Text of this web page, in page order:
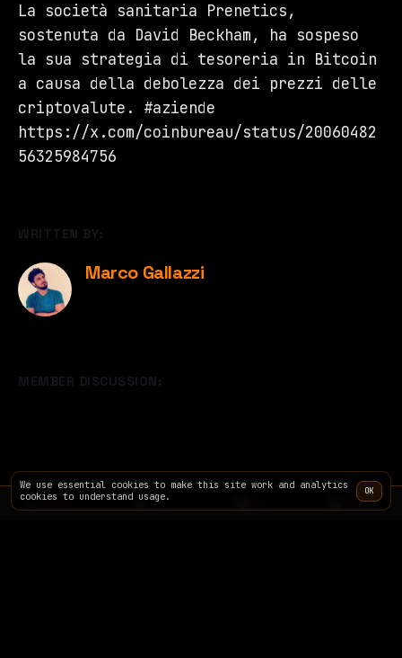
SITE PRICING
La società sanitaria Prenetics,
sostenuta da David Beckham, ha sospeso
la sua strategia di tesoreria in Bitcoin
a causa della debolezza dei prezzi delle
criptovalute. #aziende
https://x.com/coinbureau/status/20060482
56325984756
WRITTEN BY:
Marco Gallazzi
MEMBER DISCUSSION:
We use essential cookies to make this site work and analytics
cookies to understand usage.
OK